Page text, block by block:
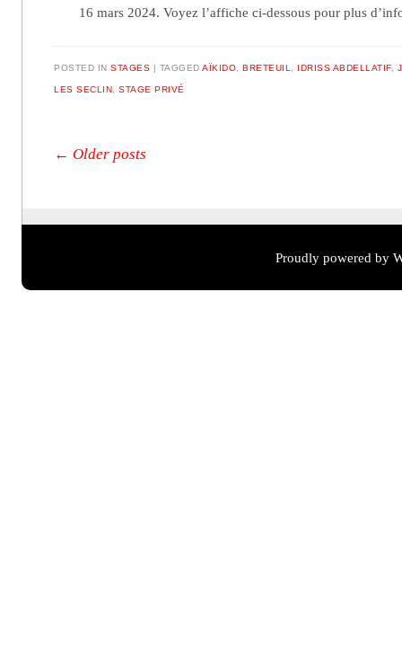
16 mars 2024. Voyez l’affiche ci-dessous pour plus
POSTED INSTAGES TAGGEDAÏKIDO ,BRETEUIL IDRISS ABDELLATIF,
LES SECLIN ,STAGE PRIVÉ
Post navigation
← Older posts
Proudly powered by